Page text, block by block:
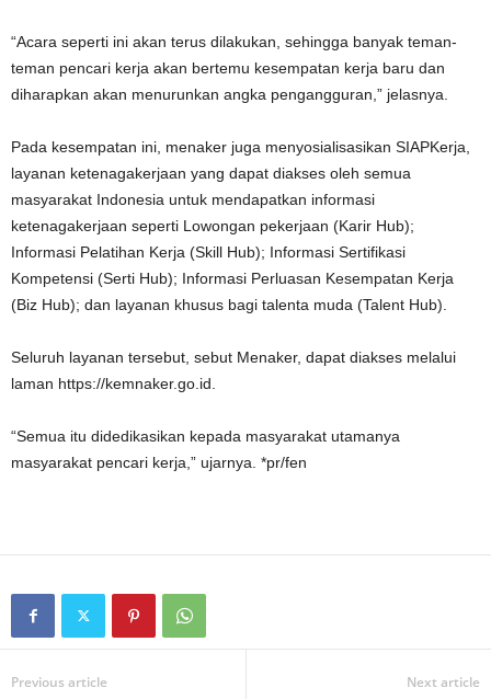
“Acara seperti ini akan terus dilakukan, sehingga banyak teman-
teman pencari kerja akan bertemu kesempatan kerja baru dan
diharapkan akan menurunkan angka pengangguran,” jelasnya.
Pada kesempatan ini, menaker juga menyosialisasikan SIAPKerja,
layanan ketenagakerjaan yang dapat diakses oleh semua
masyarakat Indonesia untuk mendapatkan informasi
ketenagakerjaan seperti Lowongan pekerjaan (Karir Hub);
Informasi Pelatihan Kerja (Skill Hub); Informasi Sertifikasi
Kompetensi (Serti Hub); Informasi Perluasan Kesempatan Kerja
(Biz Hub); dan layanan khusus bagi talenta muda (Talent Hub).
Seluruh layanan tersebut, sebut Menaker, dapat diakses melalui
laman https://kemnaker.go.id.
“Semua itu didedikasikan kepada masyarakat utamanya
masyarakat pencari kerja,” ujarnya. *pr/fen
Previous article Next article